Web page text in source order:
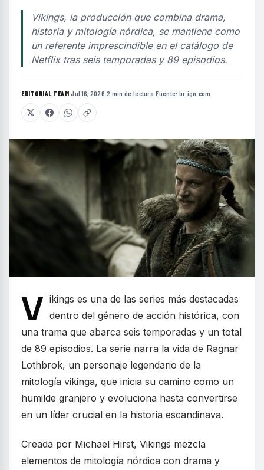
Vikings, la producción que combina drama,
historia y mitología nórdica, se mantiene como
un referente imprescindible en el catálogo de
Netflix tras seis temporadas y 89 episodios.
EDITORIAL TEAM·Jul 16, 2026·2 min de lectura·Fuente: br.ign.com
V ikings es una de las series más destacadas
dentro del género de acción histórica, con
una trama que abarca seis temporadas y un total
de 89 episodios. La serie narra la vida de Ragnar
Lothbrok, un personaje legendario de la
mitología vikinga, que inicia su camino como un
humilde granjero y evoluciona hasta convertirse
en un líder crucial en la historia escandinava.
Creada por Michael Hirst, Vikings mezcla
elementos de mitología nórdica con drama y